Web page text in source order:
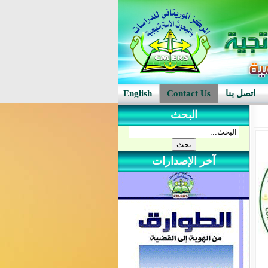
اتصل بنا Contact Us
English
البحث
آخر الإصدارات